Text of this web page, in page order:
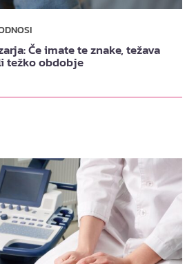
Če imate te znake, težava
težko obdobje